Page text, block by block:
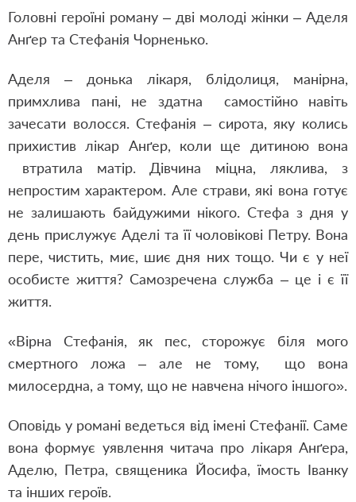
Головні героїні роману – дві молоді жінки – Аделя
Анґер та Стефанія Чорненько.
Аделя – донька лікаря, блідолиця, манірна,
примхлива пані, не здатна самостійно навіть
зачесати волосся.Стефанія – сирота, яку колись
прихистив лікар Анґер, коли ще дитиною вона
втратила матір. Дівчина міцна, ляклива, з
непростим характером. Але страви, які вона готує
не залишають байдужими нікого. Стефа з дня у
день прислужує Аделі та її чоловікові Петру. Вона
пере, чистить, миє, шиє дня них тощо. Чи є у неї
особисте життя? Самозречена служба – це і є її
життя.
«Вірна Стефанія, як пес, сторожує біля мого
смертного ложа – але не тому, що вона
милосердна, а тому, що не навчена нічого іншого».
Оповідь у романі ведеться від імені Стефанії. Саме
вона формує уявлення читача про лікаря Анґера,
Аделю, Петра, священика Йосифа, їмость Іванку
та інших героїв.